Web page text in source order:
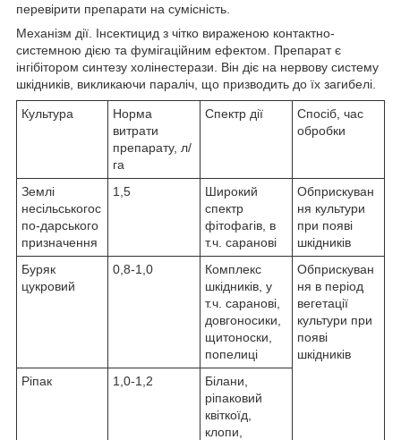
перевірити препарати на сумісність.
Механізм дії. Інсектицид з чітко вираженою контактно-
системною дією та фумігаційним ефектом. Препарат є
інгібітором синтезу холінестерази. Він діє на нервову систему
шкідників, викликаючи параліч, що призводить до їх загибелі.
Культура
Норма
витрати
препарату, л/
га
Спектр дії
Спосіб, час
обробки
Землі
несільськогос
по-дарського
призначення
1,5
Широкий
спектр
фітофагів, в
т.ч. саранові
Обприскуван
ня культури
при появі
шкідників
Буряк
цукровий
0,8-1,0
Комплекс
шкідників, у
т.ч. саранові,
довгоносики,
щитоноски,
попелиці
Обприскуван
ня в період
вегетації
культури при
появі
шкідників
Ріпак
1,0-1,2
Білани,
ріпаковий
квіткоїд,
клопи,